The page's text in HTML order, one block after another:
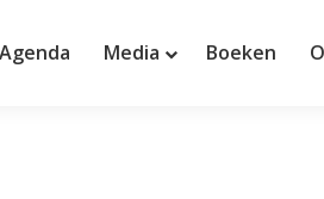
Agenda Media Boeken